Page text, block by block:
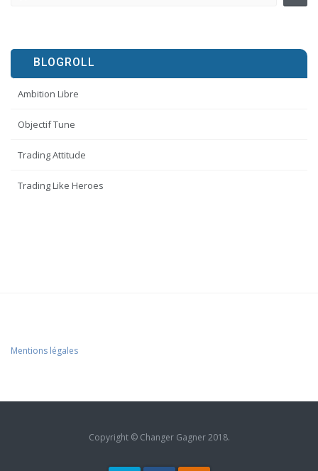
BLOGROLL
Ambition Libre
Objectif Tune
Trading Attitude
Trading Like Heroes
Mentions légales
Copyright © Changer Gagner 2018.